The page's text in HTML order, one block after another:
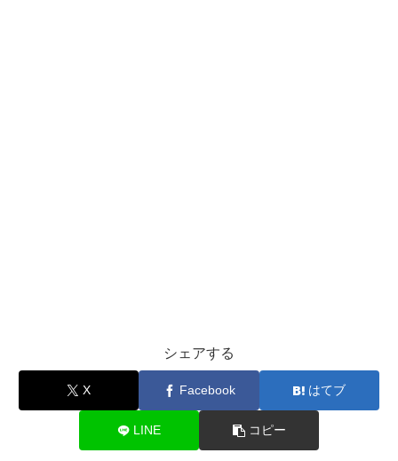
シェアする
X Facebook はてブ
LINE コピー